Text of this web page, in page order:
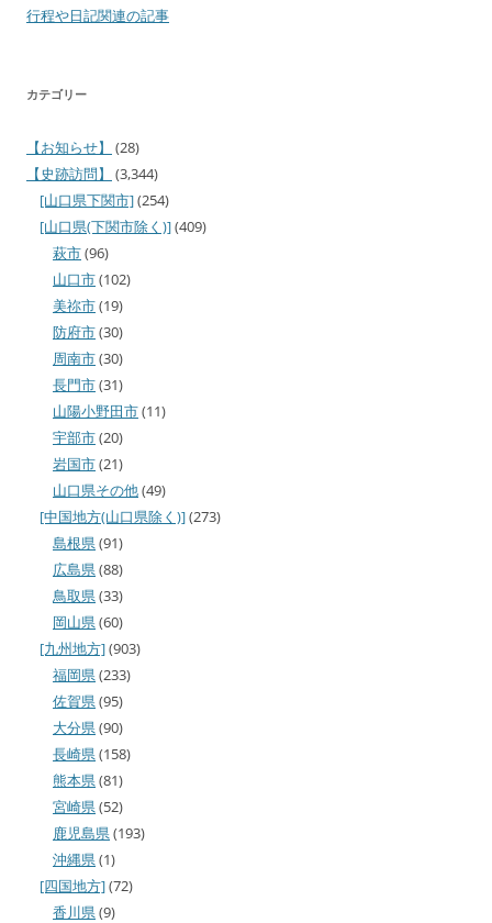
行程や日記関連の記事
カテゴリー
【お知らせ】
(28)
【史跡訪問】
(3,344)
[山口県下関市](254)
[山口県(下関市除く)](409)
萩市(96)
山口市(102)
美祢市(19)
防府市(30)
周南市(30)
長門市(31)
山陽小野田市(11)
宇部市(20)
岩国市(21)
山口県その他(49)
[中国地方(山口県除く)](273)
島根県(91)
広島県(88)
鳥取県(33)
岡山県(60)
[九州地方](903)
福岡県(233)
佐賀県(95)
大分県(90)
長崎県(158)
熊本県(81)
宮崎県(52)
鹿児島県(193)
沖縄県(1)
[四国地方](72)
香川県(9)